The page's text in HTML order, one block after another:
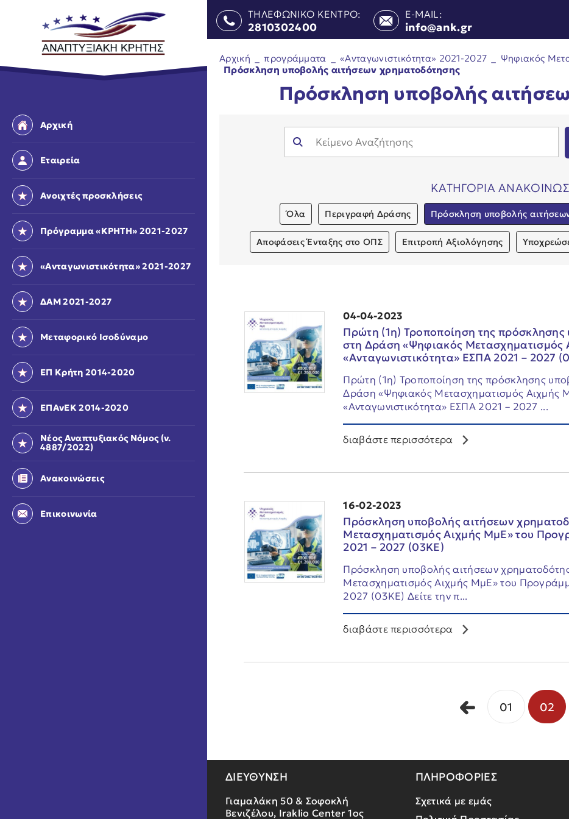
Αρχική
Εταιρεία
Ανοιχτές προσκλήσεις
Πρόγραμμα «ΚΡΗΤΗ» 2021-2027
«Ανταγωνιστικότητα» 2021-2027
ΔΑΜ 2021-2027
Μεταφορικό Ισοδύναμο
ΕΠ Κρήτη 2014-2020
ΕΠΑνΕΚ 2014-2020
Νέος Αναπτυξιακός Νόμος (ν.
4887/2022)
Ανακοινώσεις
Επικοινωνία
ΤΗΛΕΦΩΝΙΚΟ ΚΕΝΤΡΟ:
2810302400
E-MAIL:
info@ank.gr
Αρχική προγράμματα «Ανταγωνιστικότητα» 2021-2027 Ψηφιακός
Πρόσκληση υποβολής αιτήσεων χρηματοδότησης
Πρόσκληση υποβολής
ΚΑΤΗΓΟΡΙΑ
Όλα Περιγραφή Δράσης Πρόσκληση υποβολής
Αποφάσεις Ένταξης στο ΟΠΣ Επιτροπή Αξιολόγησης
04-04-2023
Πρώτη (1η) Τροποποίηση της
στη Δράση «Ψηφιακός
«Ανταγωνιστικότητα» ΕΣΠΑ 2021 – 2027
Πρώτη (1η) Τροποποίηση της πρόσκλησης
Δράση «Ψηφιακός Μετασχηματισμός Αιχμής
«Ανταγωνιστικότητα» ΕΣΠΑ 2021 – 2027 ...
διαβάστε περισσότερα
16-02-2023
Πρόσκληση υποβολής αιτήσεων
Μετασχηματισμός Αιχμής ΜμΕ» του
2021 – 2027 (03ΚΕ)
Πρόσκληση υποβολής αιτήσεων
Μετασχηματισμός Αιχμής ΜμΕ» του
2027 (03ΚΕ) Δείτε την π...
διαβάστε περισσότερα
01 02
ΔΙΕΥΘΥΝΣΗ
Γιαμαλάκη 50 & Σοφοκλή
Βενιζέλου, Iraklio Center 1ος
ΠΛΗΡΟΦΟΡΙΕΣ
Σχετικά με εμάς